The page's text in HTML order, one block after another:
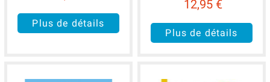
Plus de détails
12,95 €
Plus de détails